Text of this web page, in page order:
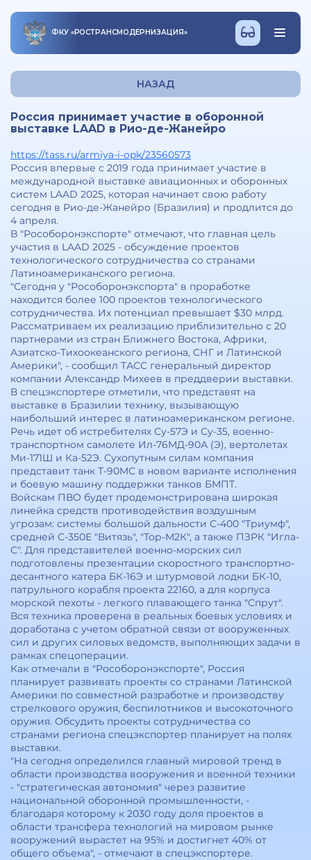
ФКУ «РОСТРАНСМОДЕРНИЗАЦИЯ»
НАЗАД
Россия принимает участие в оборонной
выставке LAAD в Рио-де-Жанейро
https://tass.ru/armiya-i-opk/23560573
Россия впервые с 2019 года принимает участие в
международной выставке авиационных и оборонных
систем LAAD 2025, которая начинает свою работу
сегодня в Рио-де-Жанейро (Бразилия) и продлится до
4 апреля.
В "Рособоронэкспорте" отмечают, что главная цель
участия в LAAD 2025 - обсуждение проектов
технологического сотрудничества со странами
Латиноамериканского региона.
"Сегодня у "Рособоронэкспорта" в проработке
находится более 100 проектов технологического
сотрудничества. Их потенциал превышает $30 млрд.
Рассматриваем их реализацию приблизительно с 20
партнерами из стран Ближнего Востока, Африки,
Азиатско-Тихоокеанского региона, СНГ и Латинской
Америки", - сообщил ТАСС генеральный директор
компании Александр Михеев в преддверии выставки.
В спецэкспортере отметили, что представят на
выставке в Бразилии технику, вызывающую
наибольший интерес в латиноамериканском регионе.
Речь идет об истребителях Су-57Э и Су-35, военно-
транспортном самолете Ил-76МД-90А (Э), вертолетах
Ми-171Ш и Ка-52Э. Сухопутным силам компания
представит танк Т-90МС в новом варианте исполнения
и боевую машину поддержки танков БМПТ.
Войскам ПВО будет продемонстрирована широкая
линейка средств противодействия воздушным
угрозам: системы большой дальности С-400 "Триумф",
средней С-350Е "Витязь", "Тор-М2К", а также ПЗРК "Игла-
С". Для представителей военно-морских сил
подготовлены презентации скоростного транспортно-
десантного катера БК-16Э и штурмовой лодки БК-10,
патрульного корабля проекта 22160, а для корпуса
морской пехоты - легкого плавающего танка "Спрут".
Вся техника проверена в реальных боевых условиях и
доработана с учетом обратной связи от вооруженных
сил и других силовых ведомств, выполняющих задачи в
рамках спецоперации.
Как отмечали в "Рособоронэкспорте", Россия
планирует развивать проекты со странами Латинской
Америки по совместной разработке и производству
стрелкового оружия, беспилотников и высокоточного
оружия. Обсудить проекты сотрудничества со
странами региона спецэкспортер планирует на полях
выставки.
"На сегодня определился главный мировой тренд в
области производства вооружения и военной техники
- "стратегическая автономия" через развитие
национальной оборонной промышленности, -
благодаря которому к 2030 году доля проектов в
области трансфера технологий на мировом рынке
вооружений вырастет на 95% и достигнет 40% от
общего объема", - отмечают в спецэкспортере.